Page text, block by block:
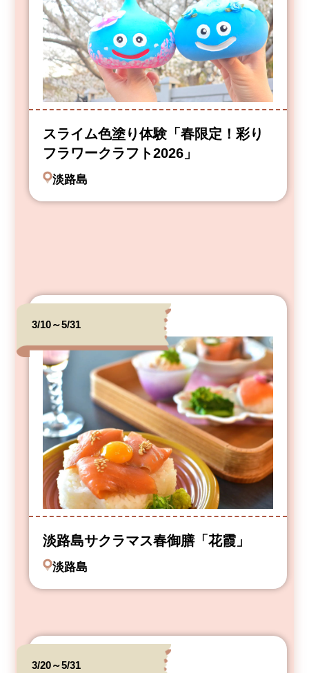
スライム色塗り体験「春限定！彩り
フラワークラフト2026」
淡路島
3/10～5/31
淡路島サクラマス春御膳「花霞」
淡路島
3/20～5/31